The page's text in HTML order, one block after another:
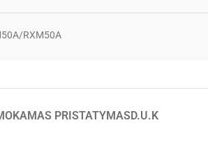
RXM50A
PRISTATYMAS D.U.K